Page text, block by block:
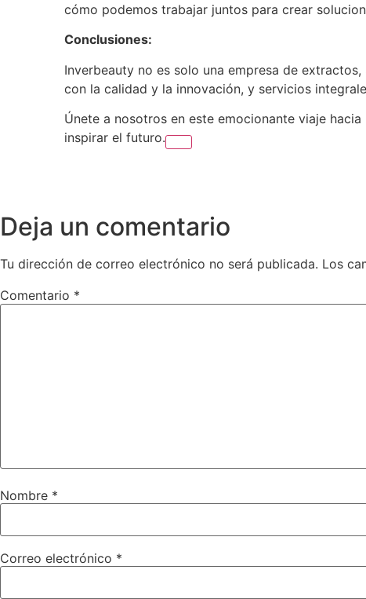
cómo podemos trabajar juntos para crear
Conclusiones:
Inverbeauty no es solo una empresa de
con la calidad y la innovación, y servicios
Únete a nosotros en este emocionante viaje
inspirar el futuro.
Deja un comentario
Tu dirección de correo electrónico no será publicada. Los
Comentario *
Nombre *
Correo electrónico *